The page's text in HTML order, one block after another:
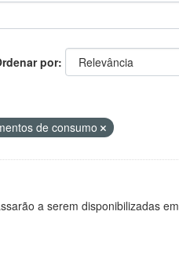
por
de consumo
a serem disponibilizadas